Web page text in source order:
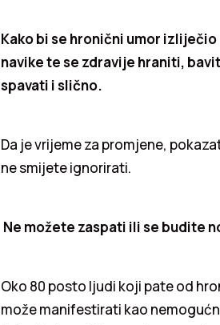
Kako bi se hronični umor
navike te se zdravije hraniti,
spavati i slično.
Da je vrijeme za promjene,
ne smijete ignorirati.
Ne možete zaspati ili se budite
Oko 80 posto ljudi koji pate od
može manifestirati kao